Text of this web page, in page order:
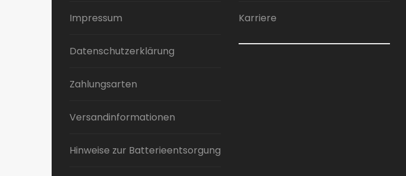
Impressum
Datenschutzerklärung
Zahlungsarten
Versandinformationen
Hinweise zur Batterieentsorgung
Karriere